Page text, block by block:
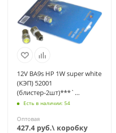
12V BA9s HP 1W super white
(КЭП) 52001
(блистер-2шт)***`
Автолампы светодиод.
Есть в наличии: 54
Оптовая
427.4 руб.\ коробку